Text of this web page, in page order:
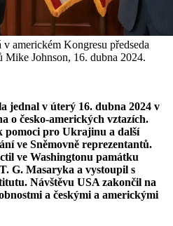
americkém Kongresu předseda
Mike Johnson, 16. dubna 2024.
jednal v úterý 16. dubna 2024 v
o česko-amerických vztazích.
pomoci pro Ukrajinu a další
ve Sněmovně reprezentantů.
ve Washingtonu památku
G. Masaryka a vystoupil s
Návštěvu USA zakončil na
a českými a americkými